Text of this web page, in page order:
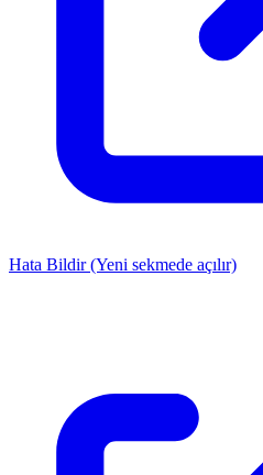
Hata Bildir(Yeni sekmede açılır)